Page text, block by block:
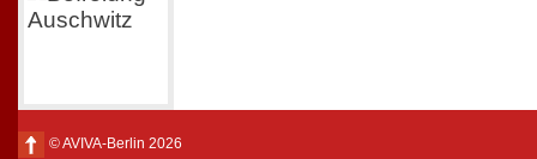
© AVIVA-Berlin 2026